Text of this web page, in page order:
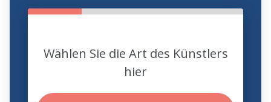
Wählen Sie die Art des Künstlers
hier